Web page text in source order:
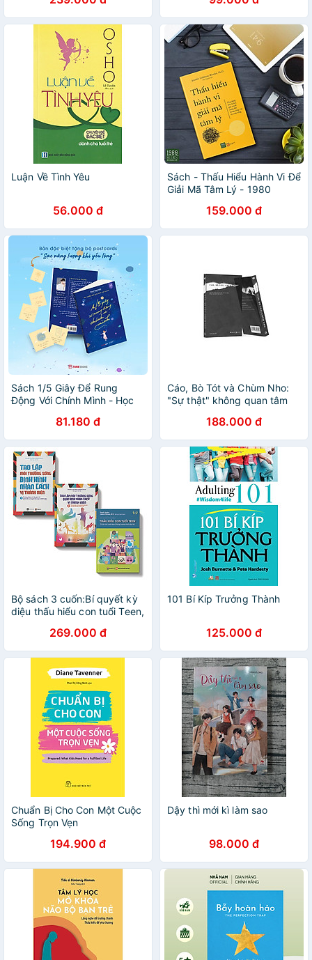
Luận Về Tình Yêu
56.000 đ
Sách - Thấu Hiểu Hành Vi Để
Giải Mã Tâm Lý - 1980
159.000 đ
Sách 1/5 Giây Để Rung
Động Với Chính Mình - Học
Vụn Vỡ - Thanh Alice
81.180 đ
Cáo, Bò Tót và Chùm Nho:
"Sự thật" không quan tâm
"một nửa sự thật" thì có
188.000 đ
Bộ sách 3 cuốn:Bí quyết kỳ
diệu thấu hiểu con tuổi Teen,
định hình nhân cách trẻ vị
thành niên T1, Tạo lập môi
trường sống định hình nhân
cách trẻ vị thành niên T2
269.000 đ
101 Bí Kíp Trưởng Thành
125.000 đ
Chuẩn Bị Cho Con Một Cuộc
Sống Trọn Vẹn
194.900 đ
Dậy thì mới kì làm sao
98.000 đ